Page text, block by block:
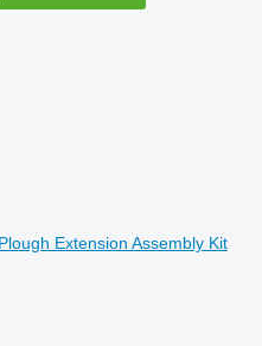
Extension Assembly Kit